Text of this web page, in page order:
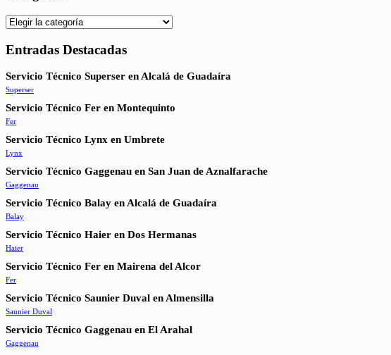
Categorías
Entradas Destacadas
Servicio Técnico Superser en Alcalá de Guadaíra
Superser
Servicio Técnico Fer en Montequinto
Fer
Servicio Técnico Lynx en Umbrete
Lynx
Servicio Técnico Gaggenau en San Juan de Aznalfarache
Gaggenau
Servicio Técnico Balay en Alcalá de Guadaíra
Balay
Servicio Técnico Haier en Dos Hermanas
Haier
Servicio Técnico Fer en Mairena del Alcor
Fer
Servicio Técnico Saunier Duval en Almensilla
Saunier Duval
Servicio Técnico Gaggenau en El Arahal
Gaggenau